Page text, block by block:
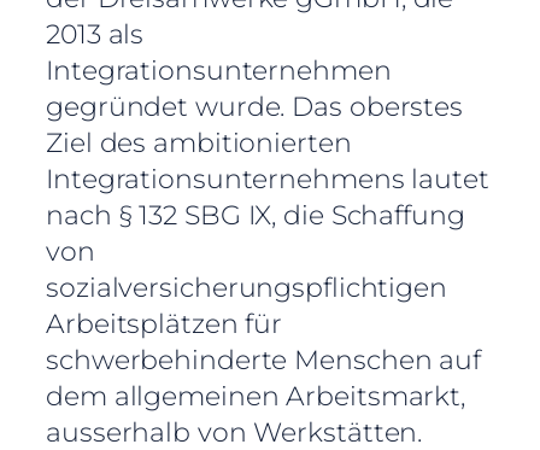
2013 als
Integrationsunternehmen
gegründet wurde. Das oberstes
Ziel des ambitionierten
Integrationsunternehmens lautet
nach § 132 SBG IX, die Schaffung
von
sozialversicherungspflichtigen
Arbeitsplätzen für
schwerbehinderte Menschen auf
dem allgemeinen Arbeitsmarkt,
ausserhalb von Werkstätten.